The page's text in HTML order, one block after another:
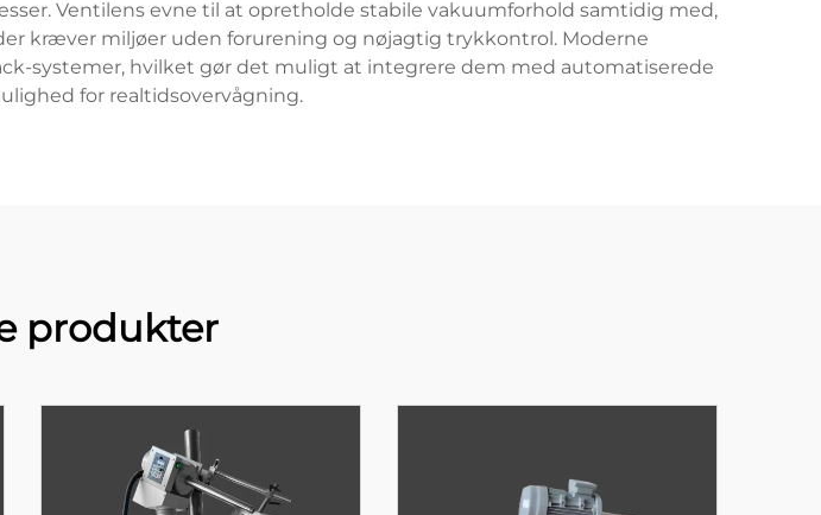
Ventilens evne til at opretholde stabile vakuumforhold samtidig med,
kræver miljøer uden forurening og nøjagtig trykkontrol. Moderne
systemer, hvilket gør det muligt at integrere dem med automatiserede
for realtidsovervågning.
produkter